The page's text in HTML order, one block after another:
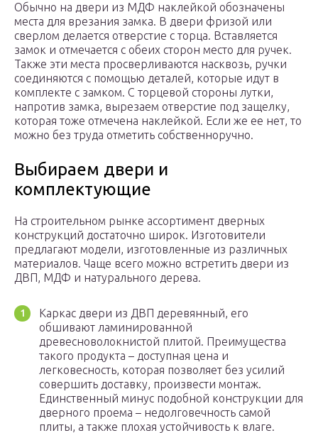
Обычно на двери из МДФ наклейкой обозначены
места для врезания замка. В двери фризой или
сверлом делается отверстие с торца. Вставляется
замок и отмечается с обеих сторон место для ручек.
Также эти места просверливаются насквозь, ручки
соединяются с помощью деталей, которые идут в
комплекте с замком. С торцевой стороны лутки,
напротив замка, вырезаем отверстие под защелку,
которая тоже отмечена наклейкой. Если же ее нет, то
можно без труда отметить собственноручно.
Выбираем двери и
комплектующие
На строительном рынке ассортимент дверных
конструкций достаточно широк. Изготовители
предлагают модели, изготовленные из различных
материалов. Чаще всего можно встретить двери из
ДВП, МДФ и натурального дерева.
Каркас двери из ДВП деревянный, его
обшивают ламинированной
древесноволокнистой плитой. Преимущества
такого продукта – доступная цена и
легковесность, которая позволяет без усилий
совершить доставку, произвести монтаж.
Единственный минус подобной конструкции для
дверного проема – недолговечность самой
плиты, а также плохая устойчивость к влаге.